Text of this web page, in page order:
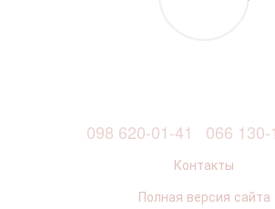
098 620-01-41 066
Контакты
Полная версия сайта